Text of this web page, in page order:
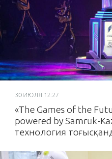
30 ИЮЛЯ 12:27
«The Games of the
powered by Samruk-
технология